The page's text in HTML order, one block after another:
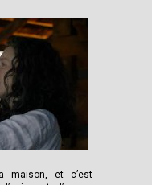
maison, et c’est